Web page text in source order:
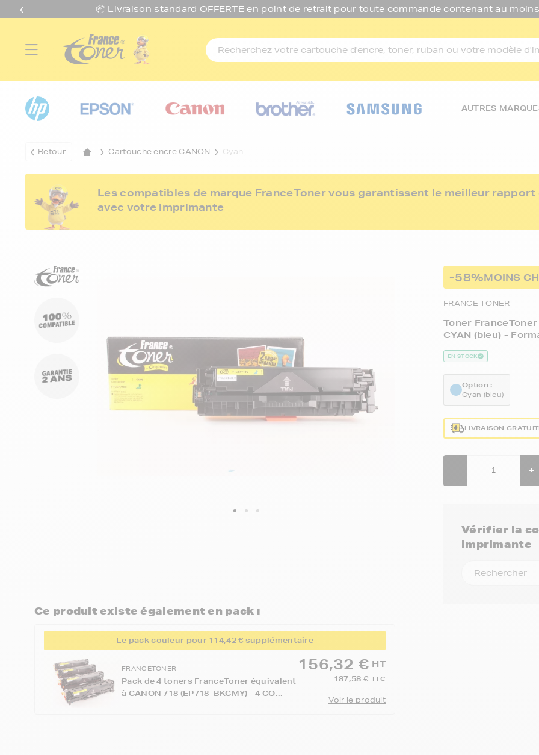
📦 Livraison standard OFFERTE en point de retrait pour toute commande contenant au
AUTRES
Retour Cartouche encre CANON Cyan
Les compatibles de marque FranceToner vous garantissent le meilleur
avec votre imprimante
-58%MOINS
FRANCE TONER
Toner
CYAN (bleu) -
EN STOCK
Option :
Cyan (bleu)
LIVRAISON
- +
Vérifier la
imprimante
Ce produit existe également en pack :
Le pack couleur pour 114,42 € supplémentaire
FRANCETONER
Pack de 4 toners FranceToner équivalent
à CANON 718 (EP718_BKCMY) - 4 CO...
156,32 € HT
187,58 € TTC
Voir le produit